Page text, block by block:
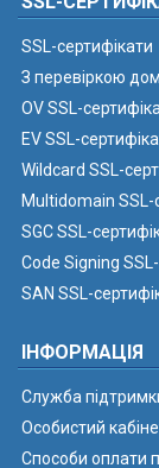
SSL-сертифікати
З перевіркою
OV SSL-
EV SSL-
Wildcard SSL-
Multidomain SSL-
SGC SSL-
Code Signing
SAN SSL-
ІНФОРМАЦІЯ
Служба
Особистий
Способи оплати